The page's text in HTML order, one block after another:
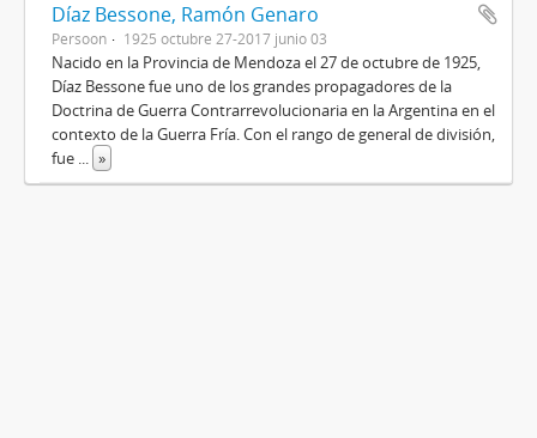
Díaz Bessone, Ramón Genaro
Persoon 1925 octubre 27-2017 junio 03
Nacido en la Provincia de Mendoza el 27 de octubre de 1925,
Díaz Bessone fue uno de los grandes propagadores de la
Doctrina de Guerra Contrarrevolucionaria en la Argentina en el
contexto de la Guerra Fría. Con el rango de general de división,
fue ... »